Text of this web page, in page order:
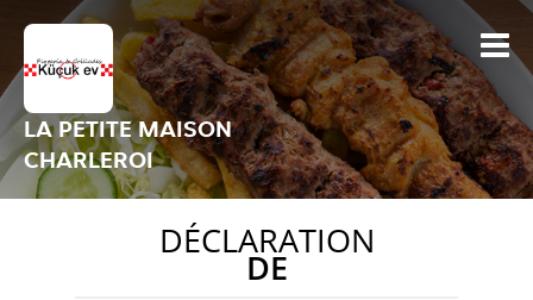
LA PETITE MAISON
CHARLEROI
DÉCLARATION
DE